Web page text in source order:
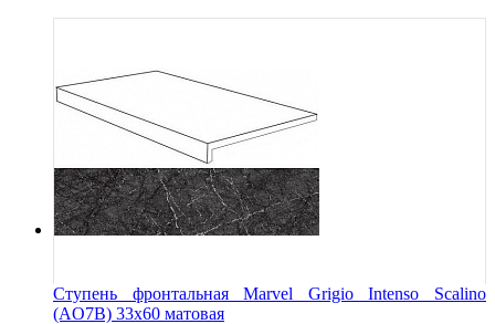
Ступень фронтальная Marvel Grigio Intenso Scalino
(AO7B) 33x60 матовая